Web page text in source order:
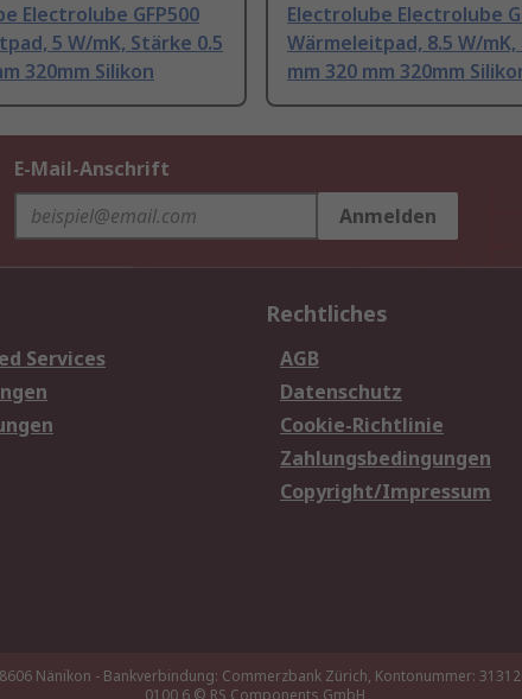
Electrolube GFP500
5 W/mK, Stärke 0.5
320mm Silikon
Electrolube Electrolube
Wärmeleitpad, 8.5 W/
mm 320 mm 320mm
E-Mail-Anschrift
Anmelden
Services
Rechtliches
AGB
Datenschutz
Cookie-Richtlinie
Zahlungsbedingungen
Copyright/Impressum
Nänikon - Bankverbindung: Commerzbank Zürich, Kontonummer: